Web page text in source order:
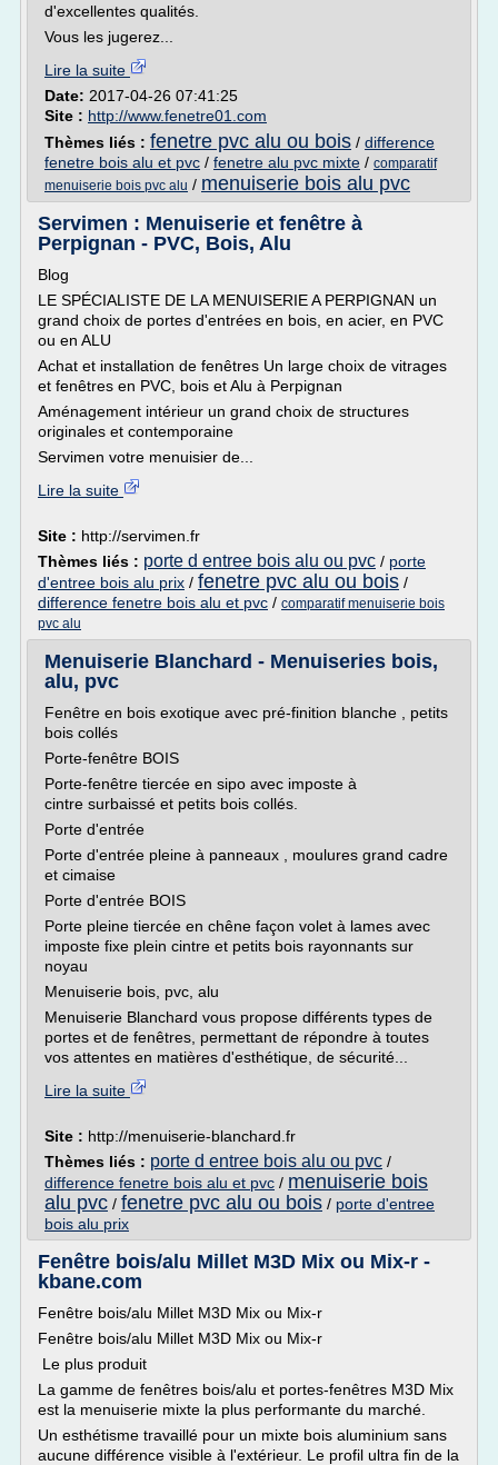
d'excellentes qualités.
Vous les jugerez...
Lire la suite
Date: 2017-04-26 07:41:25
Site : http://www.fenetre01.com
Thèmes liés : fenetre pvc alu ou bois / difference
fenetre bois alu et pvc / fenetre alu pvc mixte / comparatif
menuiserie bois pvc alu / menuiserie bois alu pvc
Servimen : Menuiserie et fenêtre à
Perpignan - PVC, Bois, Alu
Blog
LE SPÉCIALISTE DE LA MENUISERIE A PERPIGNAN un
grand choix de portes d'entrées en bois, en acier, en PVC
ou en ALU
Achat et installation de fenêtres Un large choix de vitrages
et fenêtres en PVC, bois et Alu à Perpignan
Aménagement intérieur un grand choix de structures
originales et contemporaine
Servimen votre menuisier de...
Lire la suite
Site : http://servimen.fr
Thèmes liés : porte d entree bois alu ou pvc / porte
d'entree bois alu prix / fenetre pvc alu ou bois /
difference fenetre bois alu et pvc / comparatif menuiserie bois
pvc alu
Menuiserie Blanchard - Menuiseries bois,
alu, pvc
Fenêtre en bois exotique avec pré-finition blanche , petits
bois collés
Porte-fenêtre BOIS
Porte-fenêtre tiercée en sipo avec imposte à
cintre surbaissé et petits bois collés.
Porte d'entrée
Porte d'entrée pleine à panneaux , moulures grand cadre
et cimaise
Porte d'entrée BOIS
Porte pleine tiercée en chêne façon volet à lames avec
imposte fixe plein cintre et petits bois rayonnants sur
noyau
Menuiserie bois, pvc, alu
Menuiserie Blanchard vous propose différents types de
portes et de fenêtres, permettant de répondre à toutes
vos attentes en matières d'esthétique, de sécurité...
Lire la suite
Site : http://menuiserie-blanchard.fr
Thèmes liés : porte d entree bois alu ou pvc /
difference fenetre bois alu et pvc / menuiserie bois
alu pvc / fenetre pvc alu ou bois / porte d'entree
bois alu prix
Fenêtre bois/alu Millet M3D Mix ou Mix-r -
kbane.com
Fenêtre bois/alu Millet M3D Mix ou Mix-r
Fenêtre bois/alu Millet M3D Mix ou Mix-r
Le plus produit
La gamme de fenêtres bois/alu et portes-fenêtres M3D Mix
est la menuiserie mixte la plus performante du marché.
Un esthétisme travaillé pour un mixte bois aluminium sans
aucune différence visible à l'extérieur. Le profil ultra fin de la